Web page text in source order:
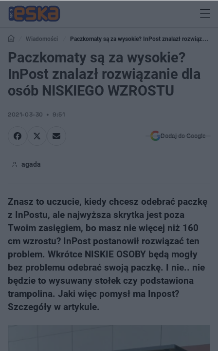
Wiadomości
Paczkomaty są za wysokie? InPost znalazł rozwiązanie
dla osób NISKIEGO WZROSTU
Paczkomaty są za wysokie?
InPost znalazł rozwiązanie dla
osób NISKIEGO WZROSTU
2021-03-30 9:51
Dodaj do Google
agada
Znasz to uczucie, kiedy chcesz odebrać paczkę
z InPostu, ale najwyższa skrytka jest poza
Twoim zasięgiem, bo masz nie więcej niż 160
cm wzrostu? InPost postanowił rozwiązać ten
problem. Wkrótce NISKIE OSOBY będą mogły
bez problemu odebrać swoją paczkę. I nie.. nie
będzie to wysuwany stołek czy podstawiona
trampolina. Jaki więc pomysł ma Inpost?
Szczegóły w artykule.